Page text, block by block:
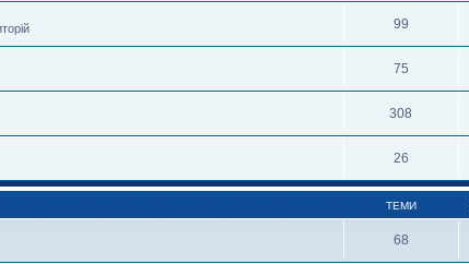
99
75
308
26
ТЕМИ
68